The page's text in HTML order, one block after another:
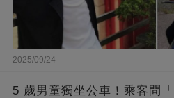
2025/09/24
5 歲男童獨坐公車！乘客問